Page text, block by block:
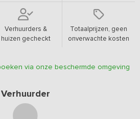
Verhuurders &
huizen gecheckt
Totaalprijzen, geen
onverwachte kosten
via onze beschermde omgeving
Verhuurder